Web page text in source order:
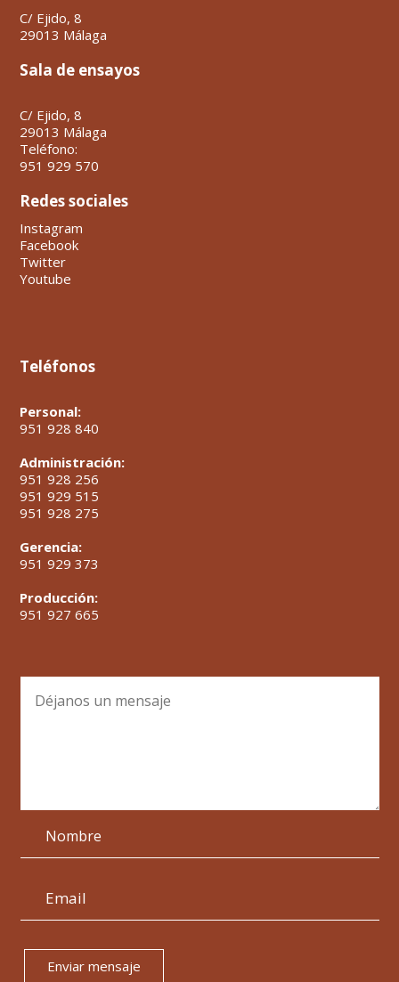
C/ Ejido, 8
29013 Málaga
Sala de ensayos
C/ Ejido, 8
29013 Málaga
Teléfono:
951 929 570
Redes sociales
Instagram
Facebook
Twitter
Youtube
Teléfonos
Personal:
951 928 840
Administración:
951 928 256
951 929 515
951 928 275
Gerencia:
951 929 373
Producción:
951 927 665
Enviar mensaje